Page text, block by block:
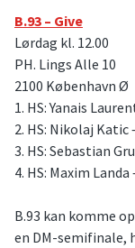
B.93 – Give
Lørdag kl. 12.00
PH. Lings Alle 10
2100 København Ø
1. HS: Yanais
2. HS: Nikolaj Katic
3. HS: Sebastian
4. HS: Maxim
B.93 kan komme
en DM-semifinale,